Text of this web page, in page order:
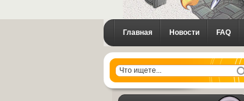
Главная Новости FAQ